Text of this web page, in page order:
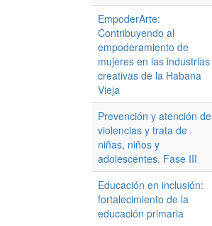
EmpoderArte:
Contribuyendo al
empoderamiento de
mujeres en las industrias
creativas de la Habana
Vieja
Prevención y atención de
violencias y trata de
niñas, niños y
adolescentes. Fase III
Educación en inclusión:
fortalecimiento de la
educación primaria